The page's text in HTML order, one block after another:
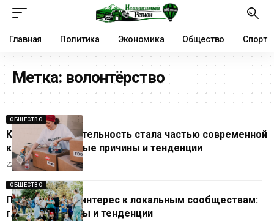
Главная Политика Экономика Общество Спорт
Метка: волонтёрство
ОБЩЕСТВО
Как благотворительность стала частью современной
культуры: главные причины и тенденции
22.06.2026
ОБЩЕСТВО
Почему растёт интерес к локальным сообществам:
главные причины и тенденции